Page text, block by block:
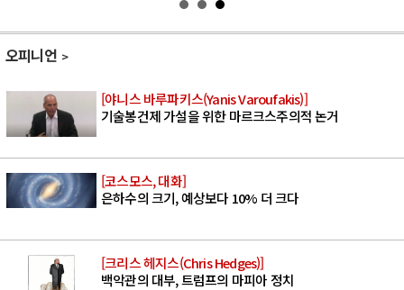
오피니언
[야니스 바루파키스(Yanis Varoufakis)]
기술봉건제 가설을 위한 마르크스주의적 논거
[코스모스, 대화]
은하수의 크기, 예상보다 10% 더 크다
[크리스 헤지스(Chris Hedges)]
백악관의 대부, 트럼프의 마피아 정치